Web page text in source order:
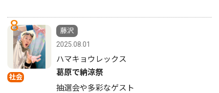
8
社会
藤沢
2025.08.01
ハマキョウレックス
葛原で納涼祭
抽選会や多彩なゲスト